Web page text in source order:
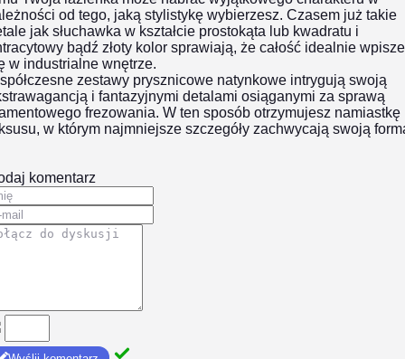
od tego, jaką stylistykę wybierzesz. Czasem już takie
jak słuchawka w kształcie prostokąta lub kwadratu i
bądź złoty kolor sprawiają, że całość idealnie wpisze
w industrialne wnętrze.
zestawy prysznicowe natynkowe intrygują swoją
i fantazyjnymi detalami osiąganymi za sprawą
frezowania. W ten sposób otrzymujesz namiastkę
w którym najmniejsze szczegóły zachwycają swoją
komentarz